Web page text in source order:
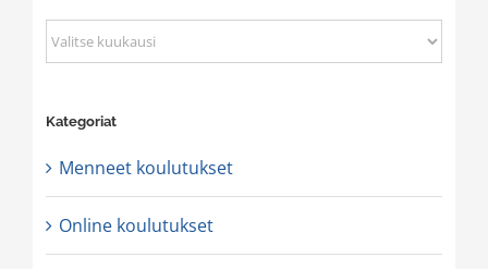
Arkisto
Kategoriat
Menneet koulutukset
Online koulutukset